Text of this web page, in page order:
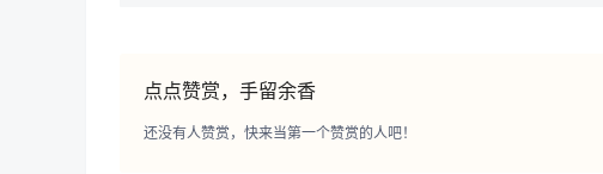
点点赞赏，手留余香
还没有人赞赏，快来当第一个赞赏的人吧！